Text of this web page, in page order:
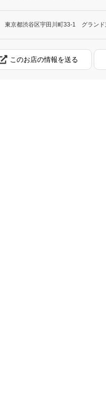
東京都渋谷区宇田川町33-1 グラン
このお店の情報を送る